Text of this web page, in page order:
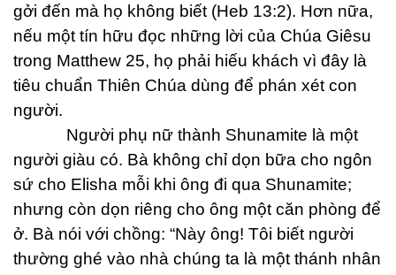
gởi đến mà họ không biết (Heb 13:2). Hơn nữa,
nếu một tín hữu đọc những lời của Chúa Giêsu
trong Matthew 25, họ phải hiếu khách vì đây là
tiêu chuẩn Thiên Chúa dùng để phán xét con
người.
Người phụ nữ thành Shunamite là một
người giàu có. Bà không chỉ dọn bữa cho ngôn
sứ cho Elisha mỗi khi ông đi qua Shunamite;
nhưng còn dọn riêng cho ông một căn phòng để
ở. Bà nói với chồng: “Này ông! Tôi biết người
thường ghé vào nhà chúng ta là một thánh nhân